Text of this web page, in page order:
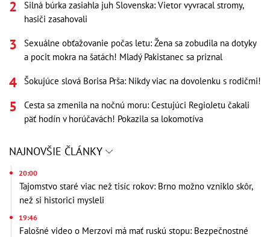
Silná búrka zasiahla juh Slovenska: Vietor vyvracal stromy,
hasiči zasahovali
Sexuálne obťažovanie počas letu: Žena sa zobudila na dotyky
a pocit mokra na šatách! Mladý Pakistanec sa priznal
Šokujúce slová Borisa Prša: Nikdy viac na dovolenku s rodičmi!
Cesta sa zmenila na nočnú moru: Cestujúci RegioJetu čakali
päť hodín v horúčavách! Pokazila sa lokomotíva
NAJNOVŠIE ČLÁNKY
20:00
Tajomstvo staré viac než tisíc rokov: Brno možno vzniklo skôr,
než si historici mysleli
19:46
Falošné video o Merzovi má mať ruskú stopu: Bezpečnostné